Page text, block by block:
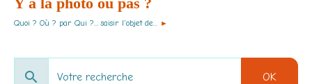
Quoi ? Où ? par Qui ?... saisir l'objet de... ►
OK